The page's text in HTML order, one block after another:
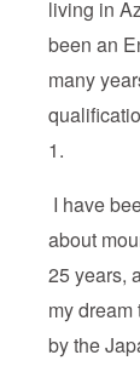
living in
been an
many
1.
I have
about
25 years,
my
by the